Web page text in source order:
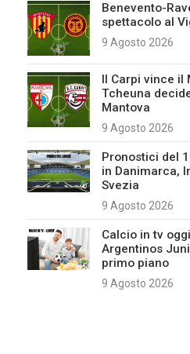
Benevento-
spettacolo al
9 Agosto 2026
Il Carpi vince
Tcheuna
Mantova
9 Agosto 2026
Pronostici del
in Danimarca,
Svezia
9 Agosto 2026
Calcio in tv
Argentinos
primo piano
9 Agosto 2026